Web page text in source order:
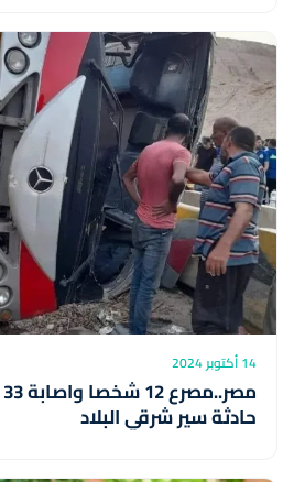
14 أكتوبر 2024
حادثة سير شرقي البلاد